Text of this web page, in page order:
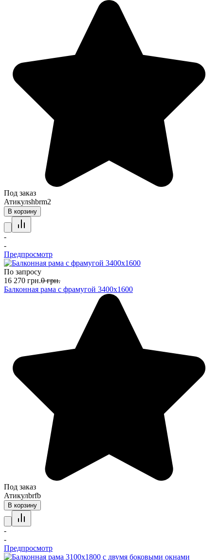
Под заказ
Атикулshbrm2
В корзину
-
-
Предпросмотр
По запросу
16 270 грн.0 грн.
Балконная рама с фрамугой 3400х1600
Под заказ
Атикулbrfb
В корзину
-
-
Предпросмотр